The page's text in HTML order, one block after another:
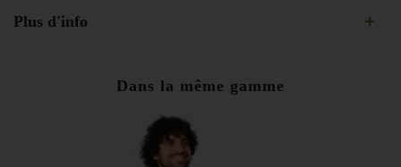
Plus d'info
Dans la même gamme